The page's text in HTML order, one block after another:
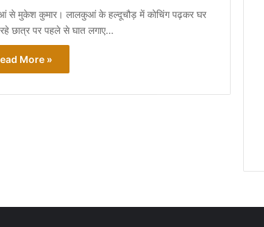
से मुकेश कुमार। लालकुआं के हल्दूचौड़ में काेचिंग पढ़कर घर
छात्र पर पहले से घात लगाए…
More »